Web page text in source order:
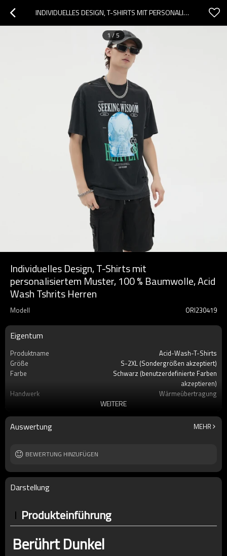
INDIVIDUELLES DESIGN, T-SHIRTS MIT PERSONALISIERTEM MUSTER, 100 % BAUMWOLLE, ACID WASH TSHRITS HERREN
1/5
Individuelles Design, T-Shirts mit
personalisiertem Muster, 100 % Baumwolle, Acid
Wash Tshrits Herren
Modell ORI230419
Eigentum
Produktname
Acid-Wash-T-Shirts
Größe
S-2XL (Sondergrößen akzeptiert)
Farbe
Schwarz (benutzerdefinierte Farben
akzeptieren)
Handwerk
Wärmeübertragung
Benutzerdefiniertes Etikett akzeptieren
Jahreszeit
Sommer
Material
100% Baumwolle
WEITERE
Auswertung MEHR
BEWERTUNG HINZUFÜGEN
Darstellung
Produkteinführung
Berührt Dunkel